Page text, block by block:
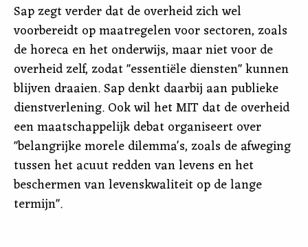
Sap zegt verder dat de overheid zich wel
voorbereidt op maatregelen voor sectoren, zoals
de horeca en het onderwijs, maar niet voor de
overheid zelf, zodat "essentiële diensten" kunnen
blijven draaien. Sap denkt daarbij aan publieke
dienstverlening. Ook wil het MIT dat de overheid
een maatschappelijk debat organiseert over
"belangrijke morele dilemma's, zoals de afweging
tussen het acuut redden van levens en het
beschermen van levenskwaliteit op de lange
termijn".